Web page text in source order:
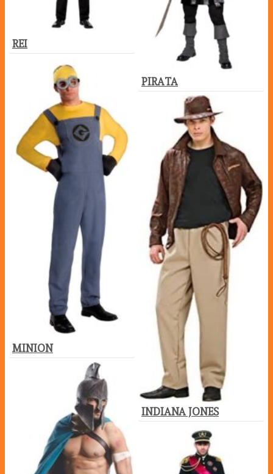
REI
PIRATA
MINION
INDIANA JONES